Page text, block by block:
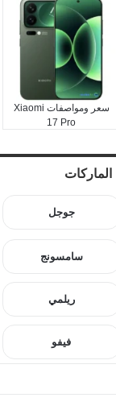
سعر ومواصفات Xiaomi
17 Pro
الماركات
جوجل
سامسونج
ريلمي
فيفو